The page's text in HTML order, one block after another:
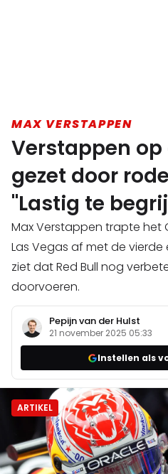
MAX VERSTAPPEN
Verstappen
gezet door
"Lastig te
Max Verstappen trapte het
Las Vegas af met de vierde
ziet dat Red Bull nog
doorvoeren.
Pepijn van der Hulst
21 november 2025 05:33
Instellen als
ARTIKEL